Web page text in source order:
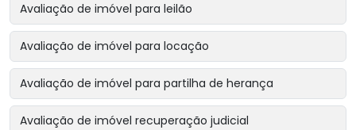
Avaliação de imóvel para leilão
Avaliação de imóvel para locação
Avaliação de imóvel para partilha de herança
Avaliação de imóvel recuperação judicial